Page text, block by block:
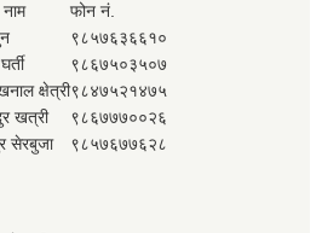
फोन नं.
९८५७६३६६१०
९८६७५०३५०७
क्षेत्री९८४७५२१४७५
खत्री
९८६७७७००२६
सेरबुजा ९८५७६७७६२८